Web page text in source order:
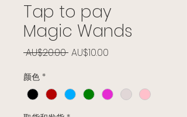
Tap to pay
Magic Wands
AU$20.00 一般價格
AU$10.00
颜色 *